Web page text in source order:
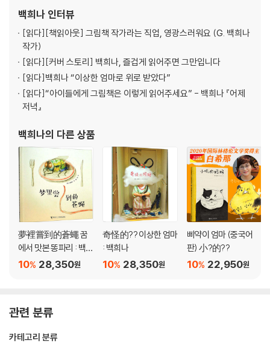
리스트((IBBY Honour List)
백희나 인터뷰
[읽다] [책읽아웃] 그림책 작가라는 직업, 영광스러워요 (G. 백희나
작가)
[읽다] [커버 스토리] 백희나, 즐겁게 읽어주면 그만입니다
[읽다] 백희나 “이상한 엄마로 위로 받았다”
[읽다]“아이들에게 그림책은 이렇게 읽어주세요” - 백희나 『어제
저녁』
백희나의 다른 상품
夢裡嘗到的蒼蠅 꿈
에서 맛본 똥파리 : 백희
나
28,350원
10%
奇怪的?? 이상한 엄마
: 백희나
28,350원
10%
삐약이 엄마 (중국어
판) 小?的??
22,950원
10%
관련 분류
카테고리 분류